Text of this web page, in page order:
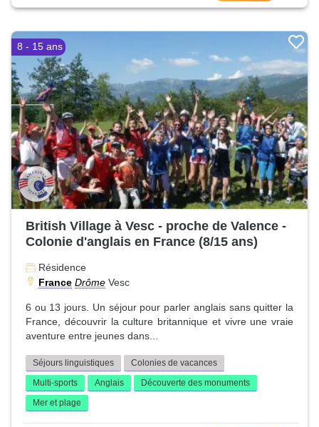
8 - 15 ans
British Village à Vesc - proche de Valence -
Colonie d'anglais en France (8/15 ans)
Résidence
France Drôme Vesc
6 ou 13 jours. Un séjour pour parler anglais sans quitter la
France, découvrir la culture britannique et vivre une vraie
aventure entre jeunes dans...
Séjours linguistiques
Colonies de vacances
Multi-sports
Anglais
Découverte des monuments
Mer et plage